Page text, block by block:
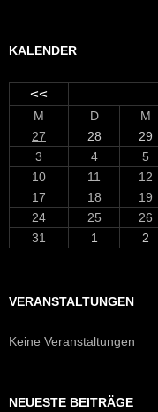
KALENDER
<<
M D M
27
28 29
3
4 5
10
11 12
17
18 19
24
25 26
31
1 2
VERANSTALTUNGEN
Keine Veranstaltungen
NEUESTE BEITRÄGE